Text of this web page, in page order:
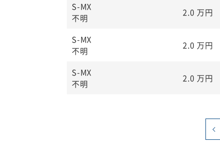
S-MX
不明
2.0 万円
S-MX
不明
2.0 万円
S-MX
不明
2.0 万円